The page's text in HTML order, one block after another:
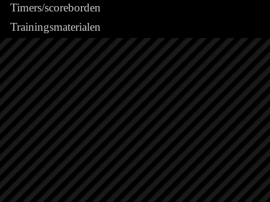
Timers/scoreborden
Trainingsmaterialen